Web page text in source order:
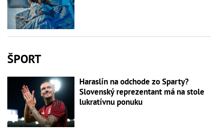
ŠPORT
Haraslín na odchode zo Sparty?
Slovenský reprezentant má na stole
lukratívnu ponuku